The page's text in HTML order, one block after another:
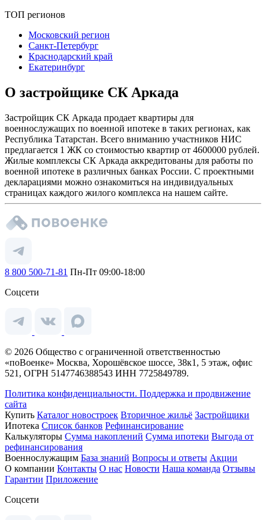
ТОП регионов
Московский регион
Санкт-Петербург
Краснодарский край
Екатеринбург
О застройщике СК Аркада
Застройщик СК Аркада продает квартиры для
военнослужащих по военной ипотеке в таких регионах, как
Республика Татарстан. Всего вниманию участников НИС
предлагается 1 ЖК со стоимостью квартир от 4600000 рублей.
Жилые комплексы СК Аркада аккредитованы для работы по
военной ипотеке в различных банках России. С проектными
декларациями можно ознакомиться на индивидуальных
страницах каждого жилого комплекса на нашем сайте.
8 800 500-71-81 Пн-Пт 09:00-18:00
Соцсети
© 2026 Общество с ограниченной ответственностью
«поВоенке» Москва, Хорошёвское шоссе, 38к1, 5 этаж, офис
521, ОГРН 5147746388543 ИНН 7725849789.
Политика конфиденциальности. Поддержка и продвижение
сайта
Купить Каталог новостроек Вторичное жильё Застройщики
Ипотека Список банков Рефинансирование
Калькуляторы Сумма накоплений Сумма ипотеки Выгода от
рефинансирования
Военнослужащим База знаний Вопросы и ответы Акции
О компании Контакты О нас Новости Наша команда Отзывы
Гарантии Приложение
Соцсети